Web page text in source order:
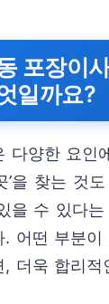
포장이
일까요?
다양한 요인
’을 찾는 것
을 수 있다
. 어떤 부분
, 더욱 합리